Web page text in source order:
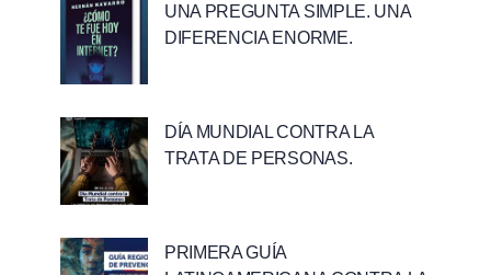
UNA PREGUNTA SIMPLE. UNA
DIFERENCIA ENORME.
DÍA MUNDIAL CONTRA LA
TRATA DE PERSONAS.
PRIMERA GUÍA